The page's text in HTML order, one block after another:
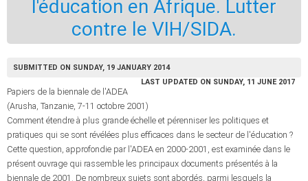
l'éducation en Afrique. Lutter
contre le VIH/SIDA.
SUBMITTED ON SUNDAY, 19 JANUARY 2014
LAST UPDATED ON SUNDAY, 11 JUNE 2017
Papiers de la biennale de l'ADEA
(Arusha, Tanzanie, 7-11 octobre 2001)
Comment étendre à plus grande échelle et pérenniser les politiques et
pratiques qui se sont révélées plus efficaces dans le secteur de l'éducation ?
Cette question, approfondie par l'ADEA en 2000-2001, est examinée dans le
présent ouvrage qui rassemble les principaux documents présentés à la
biennale de 2001. De nombreux sujets sont abordés, parmi lesquels la